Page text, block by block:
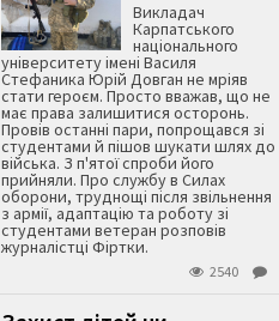
Викладач
Карпатського
національного
університету імені Василя
Стефаника Юрій Довган не мріяв
стати героєм. Просто вважав, що не
має права залишитися осторонь.
Провів останні пари, попрощався зі
студентами й пішов шукати шлях до
війська. З п'ятої спроби його
прийняли. Про службу в Силах
оборони, труднощі після звільнення
з армії, адаптацію та роботу зі
студентами ветеран розповів
журналістці Фіртки.
2540